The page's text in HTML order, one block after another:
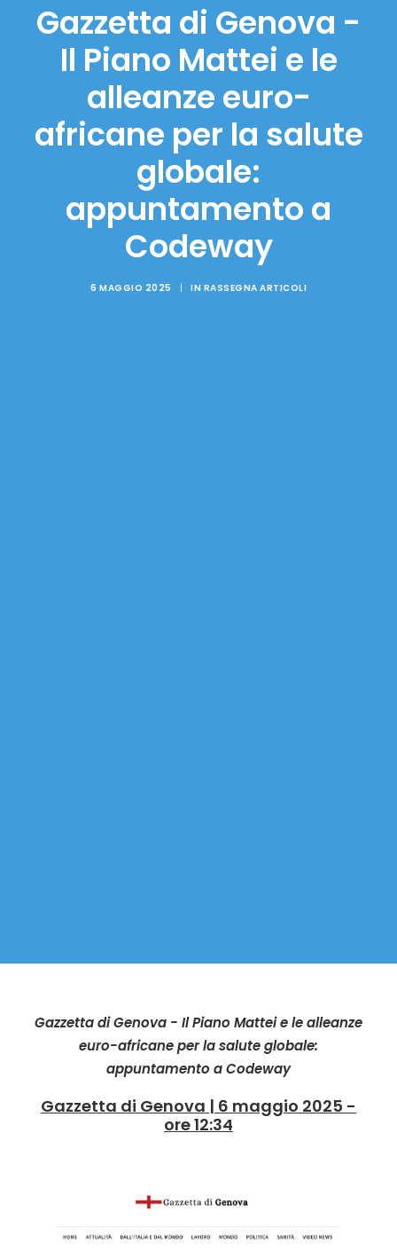
Gazzetta di Genova -
Il Piano Mattei e le
alleanze euro-
africane per la salute
globale:
appuntamento a
Codeway
6 MAGGIO 2025 | IN RASSEGNA ARTICOLI
Gazzetta di Genova - Il Piano Mattei e le alleanze
euro-africane per la salute globale:
appuntamento a Codeway
Gazzetta di Genova | 6 maggio 2025 -
ore 12:34